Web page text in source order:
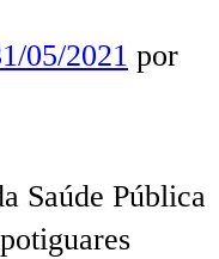
05/2021 por
Saúde Pública